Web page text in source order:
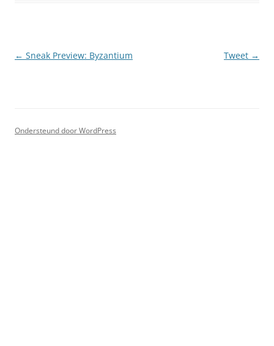
Berichtnavigatie
← Sneak Preview: Byzantium Tweet →
Ondersteund door WordPress